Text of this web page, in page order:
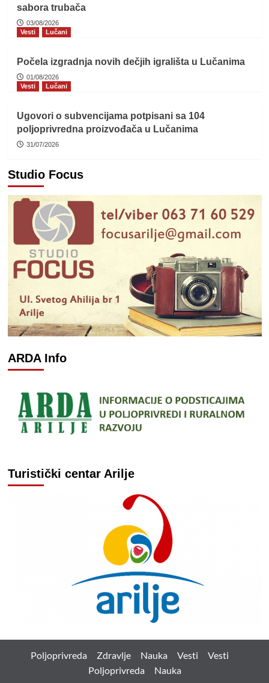
sabora trubača
03/08/2026
Vesti
Lučani
Počela izgradnja novih dečjih igrališta u Lučanima
01/08/2026
Vesti
Lučani
Ugovori o subvencijama potpisani sa 104
poljoprivredna proizvođača u Lučanima
31/07/2026
Studio Focus
ARDA Info
Turistički centar Arilje
Poljoprivreda Zdravlje Nauka Vesti
Vesti
Poljoprivreda
Nauka